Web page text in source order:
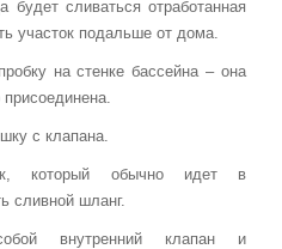
будет сливаться отработанная
участок подальше от дома.
на стенке бассейна – она
с клапана.
который обычно идет в
сливной шланг.
внутренний клапан и